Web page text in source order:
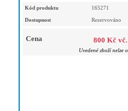
Kód produktu 165271
Dostupnost Rezervováno
Cena 800 Kč
Uvedené zboží nelze